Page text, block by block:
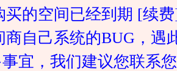
买的空间已经到期 [续
商自己系统的BUG，遇
宜，我们建议您联系